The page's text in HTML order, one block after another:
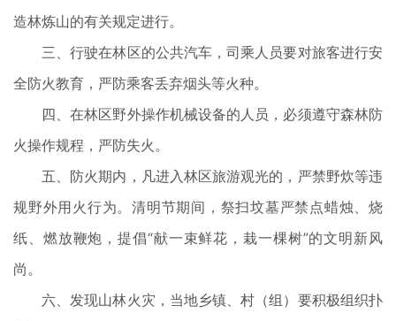
造林炼山的有关规定进行。
三、行驶在林区的公共汽车，司乘人员要对旅客进行安
全防火教育，严防乘客丢弃烟头等火种。
四、在林区野外操作机械设备的人员，必须遵守森林防
火操作规程，严防失火。
五、防火期内，凡进入林区旅游观光的，严禁野炊等违
规野外用火行为。清明节期间，祭扫坟墓严禁点蜡烛、烧
纸、燃放鞭炮，提倡“献一束鲜花，栽一棵树”的文明新风
尚。
六、发现山林火灾，当地乡镇、村（组）要积极组织扑